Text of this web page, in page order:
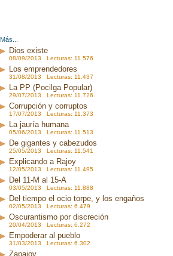
Más...
Dios existe
08/09/2013 Lecturas: 11.576
Los emprendedores
31/08/2013 Lecturas: 11.437
La PP (Pocilga Popular)
29/07/2013 Lecturas: 11.726
Corrupción y corruptos
17/07/2013 Lecturas: 11.373
La jauría humana
05/06/2013 Lecturas: 11.513
De gigantes y cabezudos
25/05/2013 Lecturas: 11.541
Explicando a Rajoy
12/05/2013 Lecturas: 11.495
Del 11-M al 15-A
03/05/2013 Lecturas: 11.888
Del tiempo el ocio torpe, y los engaños
02/05/2013 Lecturas: 6.479
Oscurantismo por discreción
20/04/2013 Lecturas: 6.272
Empoderar al pueblo
31/03/2013 Lecturas: 6.302
Zapajoy